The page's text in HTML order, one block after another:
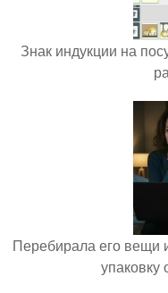
Знак индукции на
Перебирала его вещи
упаковку